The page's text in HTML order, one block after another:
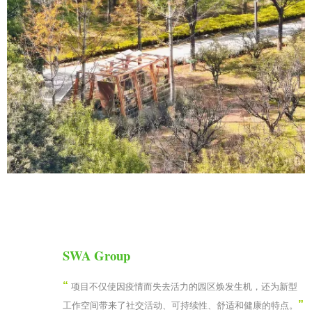
SWA Group
“ 项目不仅使因疫情而失去活力的园区焕发生机，还为新型
工作空间带来了社交活动、可持续性、舒适和健康的特点。 ”